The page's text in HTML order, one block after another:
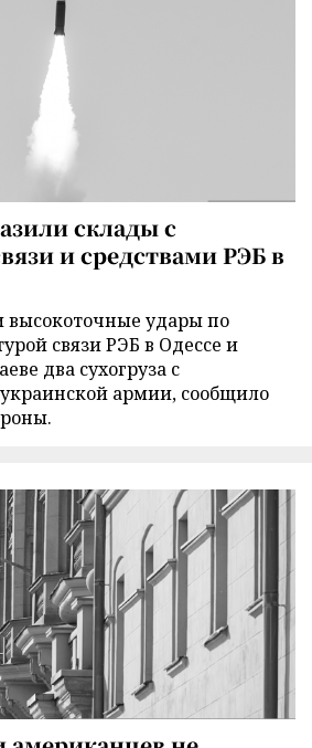
склады с
и средствами РЭБ в
высокоточные удары по
связи РЭБ в Одессе и
два сухогруза с
армии, сообщило